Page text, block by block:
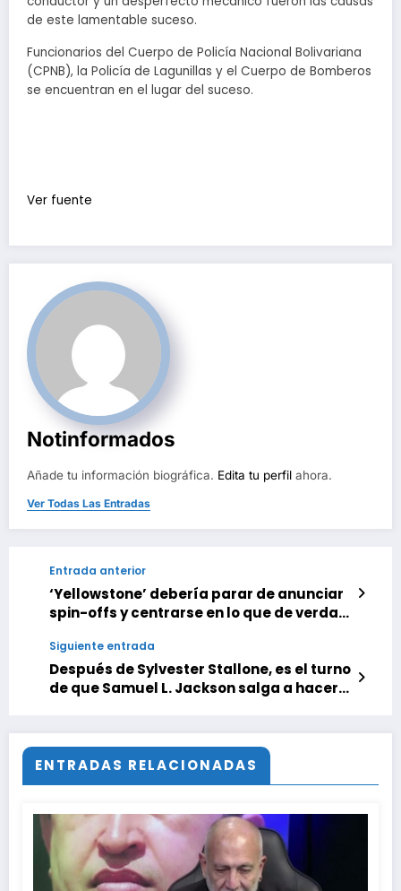
de este lamentable suceso.
Funcionarios del Cuerpo de Policía Nacional Bolivariana
(CPNB), la Policía de Lagunillas y el Cuerpo de Bomberos
se encuentran en el lugar del suceso.
Ver fuente
Notinformados
Añade tu información biográfica. Edita tu perfil ahora.
Ver Todas Las Entradas
Entrada anterior
‘Yellowstone’ debería parar de anunciar
spin-offs y centrarse en lo que de verdad
de lado a Thomas Rainwater
Siguiente entrada
Después de Sylvester Stallone, es el turno
de que Samuel L. Jackson salga a hacer
ENTRADAS RELACIONADAS